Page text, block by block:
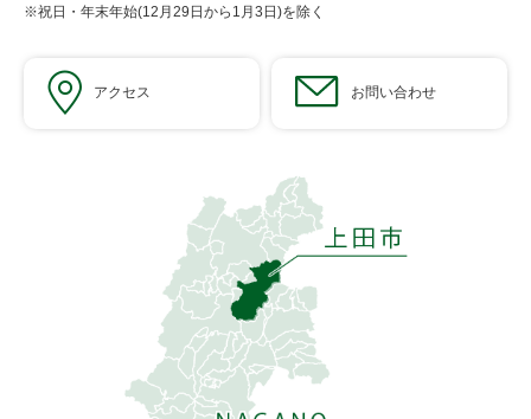
※祝日・年末年始(12月29日から1月3日)を除く
アクセス お問い合わせ